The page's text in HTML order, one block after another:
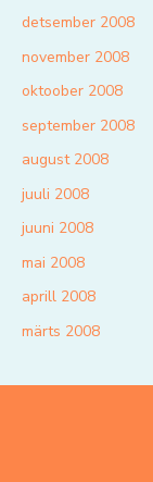
detsember 2008
november 2008
oktoober 2008
september 2008
august 2008
juuli 2008
juuni 2008
mai 2008
aprill 2008
märts 2008